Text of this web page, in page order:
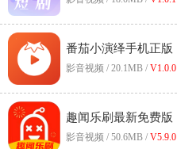
番茄小演绎手机正版
影音视频 / 20.1MB / V1.0.0
趣闻乐刷最新免费版
影音视频 / 50.6MB / V5.9.0